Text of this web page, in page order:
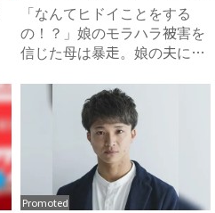
「なんてヒドイことをする
の！？」娘のモラハラ被害を
信じた母は暴走。娘の夫に電
Promoted